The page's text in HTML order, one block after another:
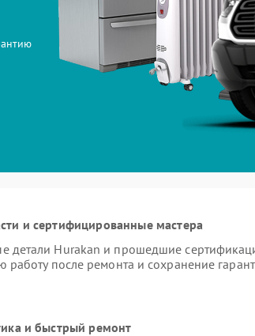
и сертифицированные мастера
детали Hurakan и прошедшие
работу после ремонта и сохранение
и быстрый ремонт